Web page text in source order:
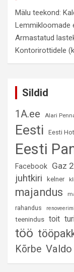
Mälu teekond:
Lemmikloomade
Armastatud
Kontorirottidele
Sildid
1A.ee
Alari
Eesti Eesti
Eesti
Facebook Gaz
juhtkiri kelner
majandus
rahandus
teenindus toit
töö
Kõrbe